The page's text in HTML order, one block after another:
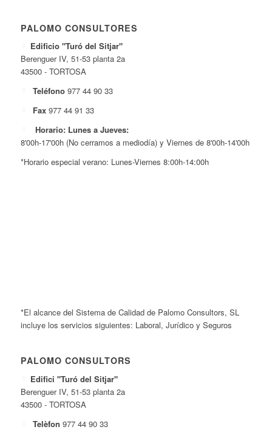
PALOMO CONSULTORES
Edificio "Turó del Sitjar"
Berenguer IV, 51-53 planta 2a
43500 - TORTOSA
Teléfono 977 44 90 33
Fax 977 44 91 33
Horario: Lunes a Jueves:
8'00h-17'00h (No cerramos a mediodía) y Viernes de 8'00h-14'00h
*Horario especial verano: Lunes-Viernes 8:00h-14:00h
*El alcance del Sistema de Calidad de Palomo Consultors, SL
incluye los servicios siguientes: Laboral, Jurídico y Seguros
PALOMO CONSULTORS
Edifici "Turó del Sitjar"
Berenguer IV, 51-53 planta 2a
43500 - TORTOSA
Telèfon 977 44 90 33